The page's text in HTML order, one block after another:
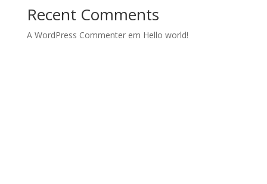
Recent Comments
A WordPress Commenterem Hello world!